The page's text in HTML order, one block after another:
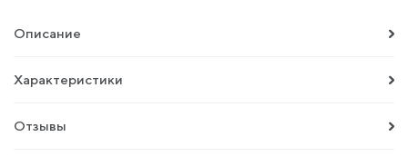
Описание
Характеристики
Отзывы